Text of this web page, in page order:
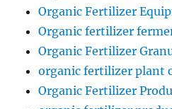
Organic Fertilizer
Organic fertilizer
Organic Fertilizer
organic fertilizer plant
Organic Fertilizer